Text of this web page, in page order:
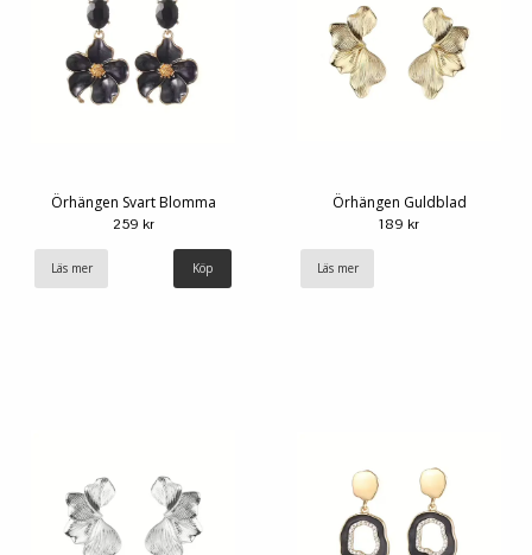
Örhängen Svart Blomma
259 kr
Läs mer
Örhängen Guldblad
189 kr
Läs mer